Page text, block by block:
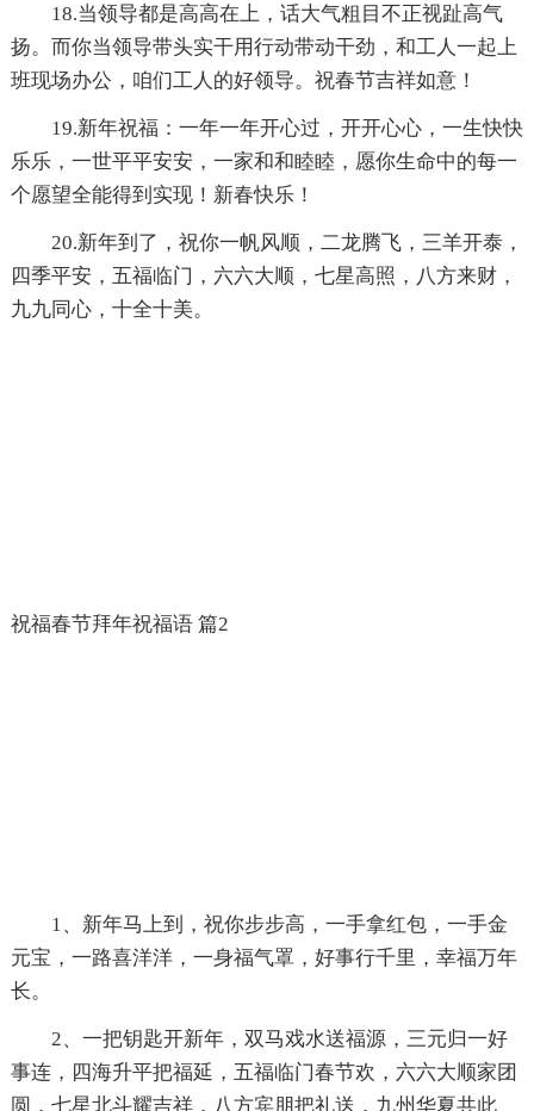
18.当领导都是高高在上，话大气粗目不正视趾高气
扬。而你当领导带头实干用行动带动干劲，和工人一起上
班现场办公，咱们工人的好领导。祝春节吉祥如意！
19.新年祝福：一年一年开心过，开开心心，一生快快
乐乐，一世平平安安，一家和和睦睦，愿你生命中的每一
个愿望全能得到实现！新春快乐！
20.新年到了，祝你一帆风顺，二龙腾飞，三羊开泰，
四季平安，五福临门，六六大顺，七星高照，八方来财，
九九同心，十全十美。
祝福春节拜年祝福语 篇2
1、新年马上到，祝你步步高，一手拿红包，一手金
元宝，一路喜洋洋，一身福气罩，好事行千里，幸福万年
长。
2、一把钥匙开新年，双马戏水送福源，三元归一好
事连，四海升平把福延，五福临门春节欢，六六大顺家团
圆，七星北斗耀吉祥，八方宾朋把礼送，九州华夏共此